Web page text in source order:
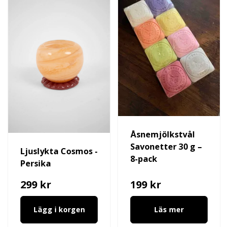
Ljuslykta Cosmos -
Persika
299 kr
Lägg i korgen
Åsnemjölkstvål
Savonetter 30 g –
8-pack
199 kr
Läs mer